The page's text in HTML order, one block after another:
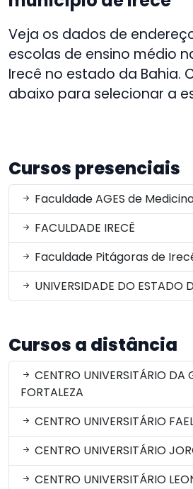
Veja os dados de
escolas de ensino médio
Irecê no estado da Bahia.
abaixo para selecionar a
Cursos presenciais
Faculdade AGES de
FACULDADE IRECÊ
Faculdade Pitágoras de
UNIVERSIDADE DO ESTADO
Cursos a distância
CENTRO UNIVERSITÁRIO DA
FORTALEZA
CENTRO UNIVERSITÁRIO
CENTRO UNIVERSITÁRIO
CENTRO UNIVERSITÁRIO